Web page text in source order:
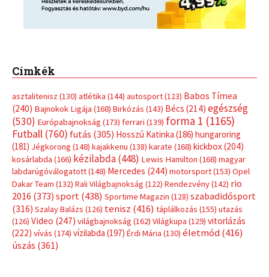
Címkék
asztalitenisz (130) atlétika (144) autosport(123) Babos Tímea
(240) Bajnokok Ligája (168) Birkózás (143) Bécs (214) egészség
(530) Európabajnokság (173) ferrari (139) forma 1 (1165)
Futball (760) futás (305) Hosszú Katinka (186) hungaroring
(181) Jégkorong (148) kajakkenu (138) karate (168) kickbox(204)
kosárlabda (166) kézilabda(448) Lewis Hamilton (168) magyar
labdarúgóválogatott(148) Mercedes (244) motorsport(153) Opel
Dakar Team (132) Rali Világbajnokság (122) Rendezvény(142) rio
2016 (373) sport(438) Sportime Magazin (128) szabadidősport
(316) Szalay Balázs (126) tenisz (416) táplálkozás (155) utazás
(126) Video (247) világbajnokság (162) Világkupa (129) vitorlázás
(222) vívás (174) vízilabda (197) Érdi Mária (130) életmód(416)
úszás (361)